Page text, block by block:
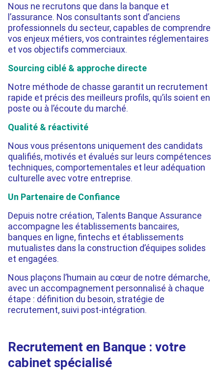
Nous ne recrutons que dans la banque et
l’assurance. Nos consultants sont d’anciens
professionnels du secteur, capables de comprendre
vos enjeux métiers, vos contraintes réglementaires
et vos objectifs commerciaux.
Sourcing ciblé & approche directe
Notre méthode de chasse garantit un recrutement
rapide et précis des meilleurs profils, qu’ils soient en
poste ou à l’écoute du marché.
Qualité & réactivité
Nous vous présentons uniquement des candidats
qualifiés, motivés et évalués sur leurs compétences
techniques, comportementales et leur adéquation
culturelle avec votre entreprise.
Un Partenaire de Confiance
Depuis notre création, Talents Banque Assurance
accompagne les établissements bancaires,
banques en ligne, fintechs et établissements
mutualistes dans la construction d’équipes solides
et engagées.
Nous plaçons l’humain au cœur de notre démarche,
avec un accompagnement personnalisé à chaque
étape : définition du besoin, stratégie de
recrutement, suivi post-intégration.
Recrutement en Banque : votre
cabinet spécialisé